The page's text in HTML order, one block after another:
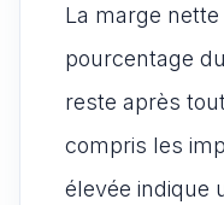
La marge
pourcentage
reste après
compris les
élevée indique